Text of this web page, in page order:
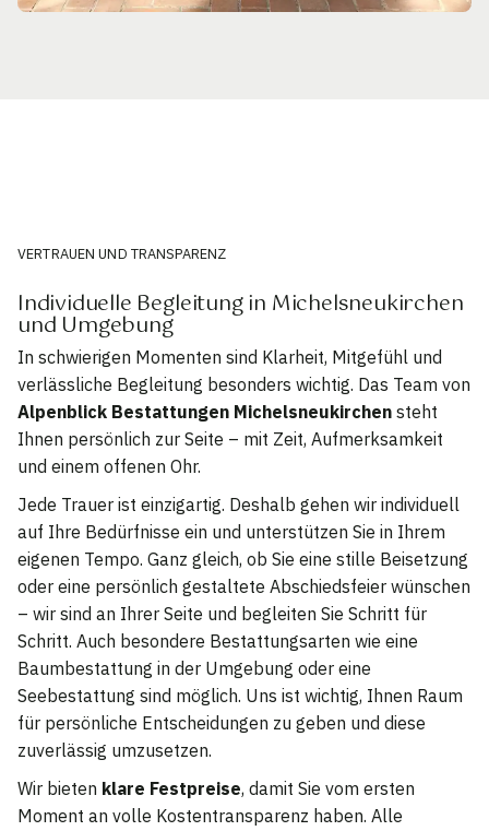
VERTRAUEN UND TRANSPARENZ
Individuelle Begleitung in Michelsneukirchen
und Umgebung
In schwierigen Momenten sind Klarheit, Mitgefühl und
verlässliche Begleitung besonders wichtig. Das Team von
Alpenblick Bestattungen Michelsneukirchen steht
Ihnen persönlich zur Seite – mit Zeit, Aufmerksamkeit
und einem offenen Ohr.
Jede Trauer ist einzigartig. Deshalb gehen wir individuell
auf Ihre Bedürfnisse ein und unterstützen Sie in Ihrem
eigenen Tempo. Ganz gleich, ob Sie eine stille Beisetzung
oder eine persönlich gestaltete Abschiedsfeier wünschen
– wir sind an Ihrer Seite und begleiten Sie Schritt für
Schritt. Auch besondere Bestattungsarten wie eine
Baumbestattung in der Umgebung oder eine
Seebestattung sind möglich. Uns ist wichtig, Ihnen Raum
für persönliche Entscheidungen zu geben und diese
zuverlässig umzusetzen.
Wir bieten klare Festpreise, damit Sie vom ersten
Moment an volle Kostentransparenz haben. Alle